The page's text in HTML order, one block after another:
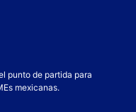
punto de partida para
mexicanas.